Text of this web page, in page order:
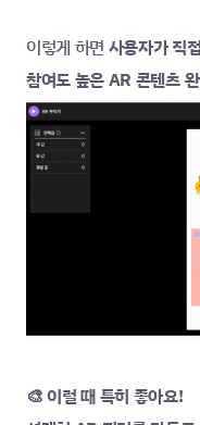
이렇게 하면 사용자가 직
참여도 높은 AR 콘텐츠
🎨 이럴 때 특히 좋아요!